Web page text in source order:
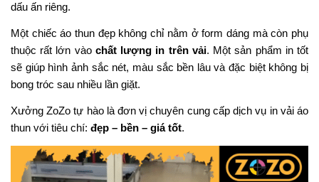
dấu ấn riêng.
Một chiếc áo thun đẹp không chỉ nằm ở form dáng mà còn phụ
thuộc rất lớn vào chất lượng in trên vải. Một sản phẩm in tốt
sẽ giúp hình ảnh sắc nét, màu sắc bền lâu và đặc biệt không bị
bong tróc sau nhiều lần giặt.
Xưởng ZoZo tự hào là đơn vị chuyên cung cấp dịch vụ in vải áo
thun với tiêu chí: đẹp – bền – giá tốt.